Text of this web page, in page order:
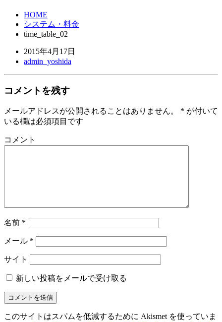
HOME
システム・料金
time_table_02
2015年4月17日
admin_yoshida
コメントを残す
メールアドレスが公開されることはありません。 * が付いて
いる欄は必須項目です
コメント
名前 *
メール *
サイト
新しい投稿をメールで受け取る
このサイトはスパムを低減するために Akismet を使っていま